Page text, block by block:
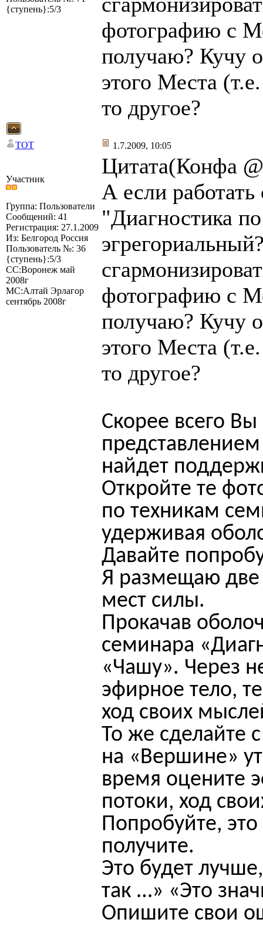
{ступень}:5/3
фотографию с
получаю? Кучу
этого Места
то другое?
TOT 1.7.2009, 10:05
Участник
Группа: Пользователи
Сообщений: 41
Регистрация: 27.1.2009
Из: Белгород Россия
Пользователь №: 36
{ступень}:5/3
СС:Воронеж май
2008г
МС:Алтай Эрлагор
сентябрь 2008г
Цитата(Конфа
А если
"Диагностика
фотографию с
получаю? Кучу
этого Места
то другое?
Скорее всего
найдет
Откройте те
по техникам
удерживая
Давайте
Я размещаю две
мест силы.
Прокачав
семинара
«Чашу». Через
эфирное тело,
ход своих
То же сделайте
на «Вершине»
время оцените
потоки, ход
Попробуйте,
получите.
Это будет
так …» «Это
Опишите свои